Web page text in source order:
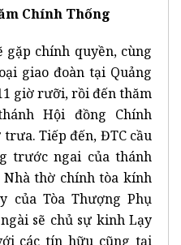
Chính Thống
gặp chính quyền, cùng
giao đoàn tại Quảng
giờ rưỡi, rồi đến thăm
Hội đồng Chính
Tiếp đến, ĐTC cầu
trước ngai của thánh
thờ chính tòa kính
của Tòa Thượng Phụ
sẽ chủ sự kinh Lạy
các tín hữu cũng tại